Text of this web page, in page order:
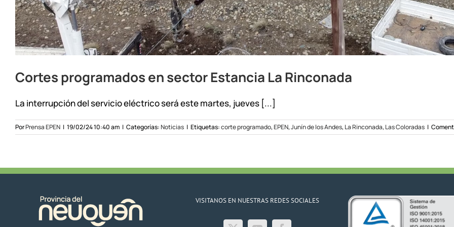
Cortes programados en sector Estancia La Rinconada
La interrupción del servicio eléctrico será este martes, jueves [...]
PorPrensa EPEN | 19/02/24 10:40 am | Categorías:Noticias | Etiquetas:corte programado,EPEN,Junín de los Andes, La Rinconada, Las Coloradas |
VISITANOS EN NUESTRAS REDES SOCIALES